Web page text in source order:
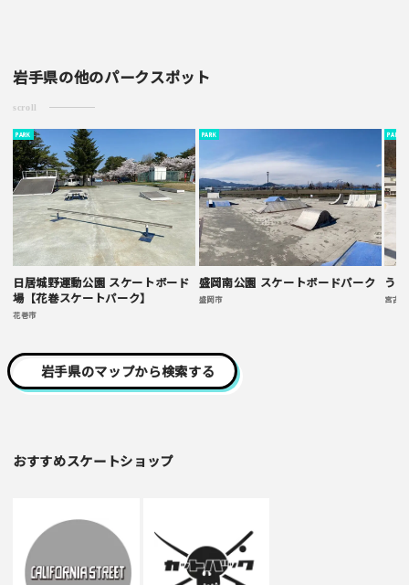
岩手県の他のパークスポット
scroll
PARK
日居城野運動公園 スケートボード
場【花巻スケートパーク】
花巻市
PARK
盛岡南公園 スケートボードパーク
盛岡市
PARK
う
宮古市
岩手県のマップから検索する
おすすめスケートショップ